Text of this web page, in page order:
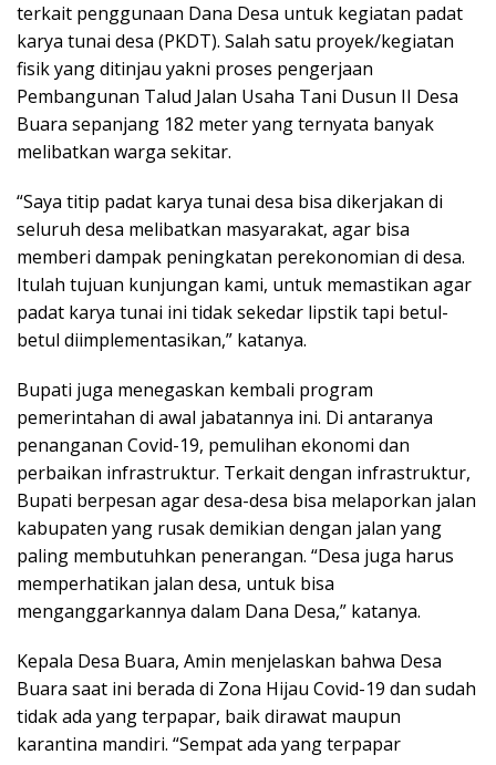
terkait penggunaan Dana Desa untuk kegiatan padat
karya tunai desa (PKDT). Salah satu proyek/kegiatan
fisik yang ditinjau yakni proses pengerjaan
Pembangunan Talud Jalan Usaha Tani Dusun II Desa
Buara sepanjang 182 meter yang ternyata banyak
melibatkan warga sekitar.
“Saya titip padat karya tunai desa bisa dikerjakan di
seluruh desa melibatkan masyarakat, agar bisa
memberi dampak peningkatan perekonomian di desa.
Itulah tujuan kunjungan kami, untuk memastikan agar
padat karya tunai ini tidak sekedar lipstik tapi betul-
betul diimplementasikan,” katanya.
Bupati juga menegaskan kembali program
pemerintahan di awal jabatannya ini. Di antaranya
penanganan Covid-19, pemulihan ekonomi dan
perbaikan infrastruktur. Terkait dengan infrastruktur,
Bupati berpesan agar desa-desa bisa melaporkan jalan
kabupaten yang rusak demikian dengan jalan yang
paling membutuhkan penerangan. “Desa juga harus
memperhatikan jalan desa, untuk bisa
menganggarkannya dalam Dana Desa,” katanya.
Kepala Desa Buara, Amin menjelaskan bahwa Desa
Buara saat ini berada di Zona Hijau Covid-19 dan sudah
tidak ada yang terpapar, baik dirawat maupun
karantina mandiri. “Sempat ada yang terpapar